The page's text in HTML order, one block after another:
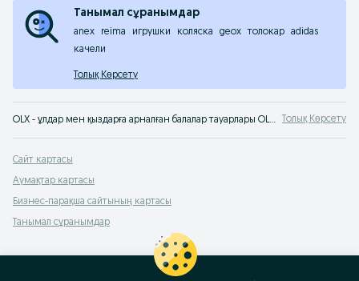
Танымал сұранымдар
anex reima игрушки коляска geox толокар
adidas
качели
Толық Көрсету
OLX - ұлдар мен қыздарға арналған балалар тауарлары OLX.kz Алматы хабарландырулар сервисінде сатылады. Балаңыз үшін әртүрлі тауарларды ең жақсы бағамен OLX.kz-тен сатып алыңыздар! Толық Көрсету
Сайт картасы
Аумақтар картасы
Бизнес-парақша сайтының картасы
Танымал сұранымдар